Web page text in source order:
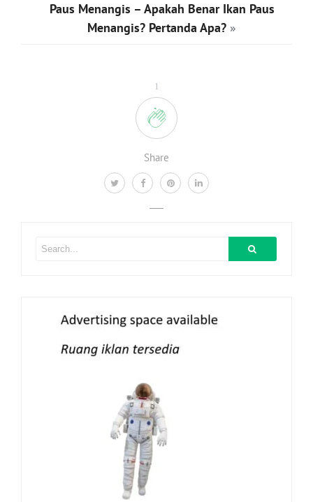
1
Share
Paus Menangis – Apakah Benar Ikan Paus
Menangis? Pertanda Apa? »